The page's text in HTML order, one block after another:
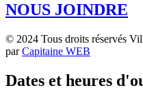
NOUS JOINDRE
© 2024 Tous droits réservés
parCapitaine WEB
Dates et heures